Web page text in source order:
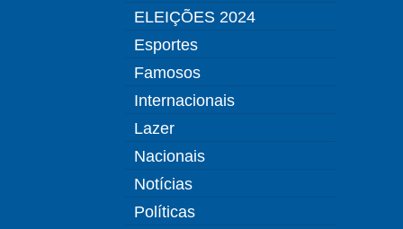
ELEIÇÕES 2024
Esportes
Famosos
Internacionais
Lazer
Nacionais
Notícias
Políticas